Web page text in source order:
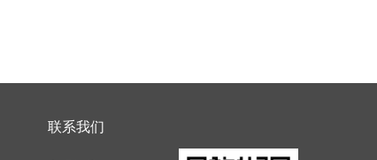
联系我们